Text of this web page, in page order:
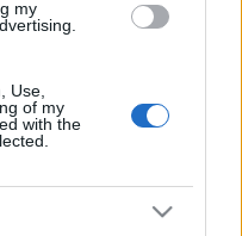
my
Use,
of my
with the